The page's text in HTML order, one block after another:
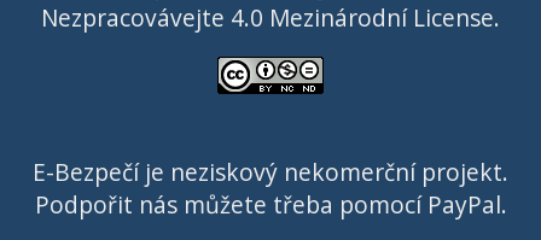
Nezpracovávejte 4.0 Mezinárodní License.
E-Bezpečí je neziskový nekomerční projekt.
Podpořit nás můžete třeba pomocí PayPal.